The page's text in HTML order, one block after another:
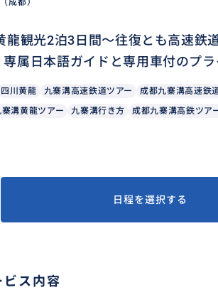
龍観光2泊3日間～往復とも高速鉄
属日本語ガイドと専用車付のプ
四川黄龍 九寨溝高速鉄道ツアー 成都九寨溝高速鉄
寨溝黄龍ツアー 九寨溝行き方 成都九寨溝高鉄ツア
日程を選択する
ビス内容